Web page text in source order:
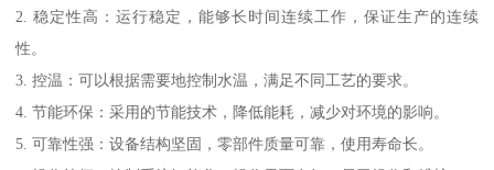
2. 稳定性高：运行稳定，能够长时间连续工作，保证生产的连续
性。
3. 控温：可以根据需要地控制水温，满足不同工艺的要求。
4. 节能环保：采用的节能技术，降低能耗，减少对环境的影响。
5. 可靠性强：设备结构坚固，零部件质量可靠，使用寿命长。